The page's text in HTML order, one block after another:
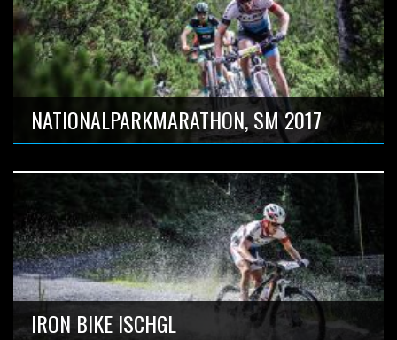
Sonne, Wärme, Velofahren :-)
Anzahl Bilder: 12
Saisonabschluss Garmin Bike Marathon Serie, Top10 :-)
Anzahl Bilder: 15
NATIONALPARKMARATHON, SM 2017
IRON BIKE ISCHGL